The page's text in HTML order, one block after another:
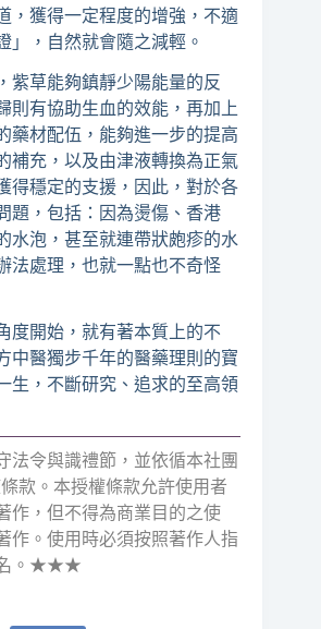
，獲得一定程度的增強，不適
」，自然就會隨之減輕。
紫草能夠鎮靜少陽能量的反
則有協助生血的效能，再加上
藥材配伍，能夠進一步的提高
補充，以及由津液轉換為正氣
得穩定的支援，因此，對於各
題，包括：因為燙傷、香港
水泡，甚至就連帶狀皰疹的水
法處理，也就一點也不奇怪
度開始，就有著本質上的不
中醫獨步千年的醫藥理則的寶
生，不斷研究、追求的至高領
令與識禮節，並依循本社團
款。本授權條款允許使用者
作，但不得為商業目的之使
作。使用時必須按照著作人指
名。★★★